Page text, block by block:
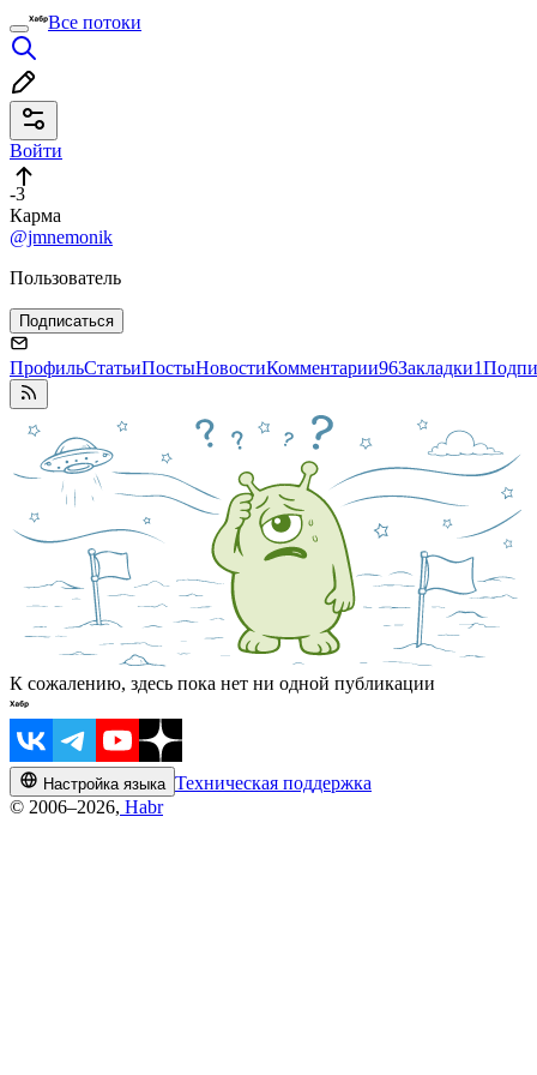
Все потоки
Войти
-3
Карма
@jmnemonik
Пользователь
Подписаться
ПрофильСтатьиПостыНовостиКомментарии96Закладки1
К сожалению, здесь пока нет ни одной публикации
Настройка языка Техническая поддержка
© 2006–2026, Habr